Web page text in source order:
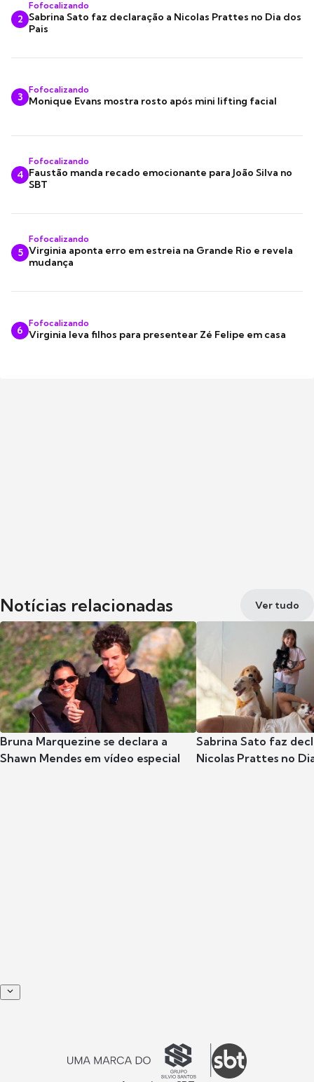
2
Fofocalizando
Sabrina Sato faz declaração a Nicolas Prattes no Dia dos
Pais
3
Fofocalizando
Monique Evans mostra rosto após mini lifting facial
4
Fofocalizando
Faustão manda recado emocionante para João Silva no
SBT
5
Fofocalizando
Virginia aponta erro em estreia na Grande Rio e revela
mudança
6
Fofocalizando
Virginia leva filhos para presentear Zé Felipe em casa
Notícias relacionadas Ver tudo
Bruna Marquezine se declara a
Shawn Mendes em vídeo especial
Sabrina Sato faz
Nicolas Prattes no